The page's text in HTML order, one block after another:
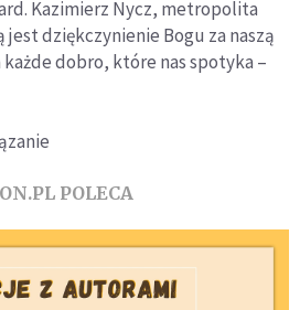
Kazimierz Nycz, metropolita
jest dziękczynienie Bogu za naszą
każde dobro, które nas spotyka –
POLECA